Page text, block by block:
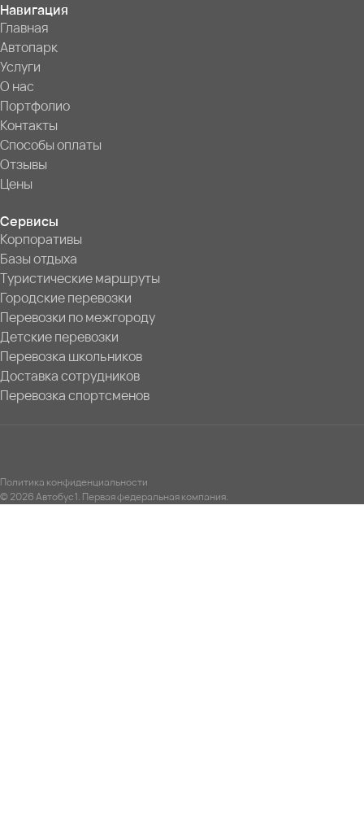
Навигация
Главная
Автопарк
Услуги
О нас
Портфолио
Контакты
Способы оплаты
Отзывы
Цены
Сервисы
Корпоративы
Базы отдыха
Туристические маршруты
Городские перевозки
Перевозки по межгороду
Детские перевозки
Перевозка школьников
Доставка сотрудников
Перевозка спортсменов
Политика конфиденциальности
© 2026 Автобус1. Первая федеральная компания.